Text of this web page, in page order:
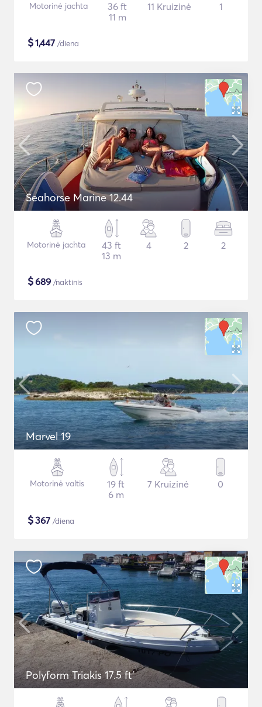
Motorinė jachta
36 ft
11 m
11 Kruizinė 1
$1,447 /diena
Seahorse Marine 12.44
Motorinė jachta
43 ft
13 m
4 2 2
$689 /naktinis
Marvel 19
Motorinė valtis
19 ft
6 m
7 Kruizinė 0
$367 /diena
Polyform Triakis 17.5 ft'